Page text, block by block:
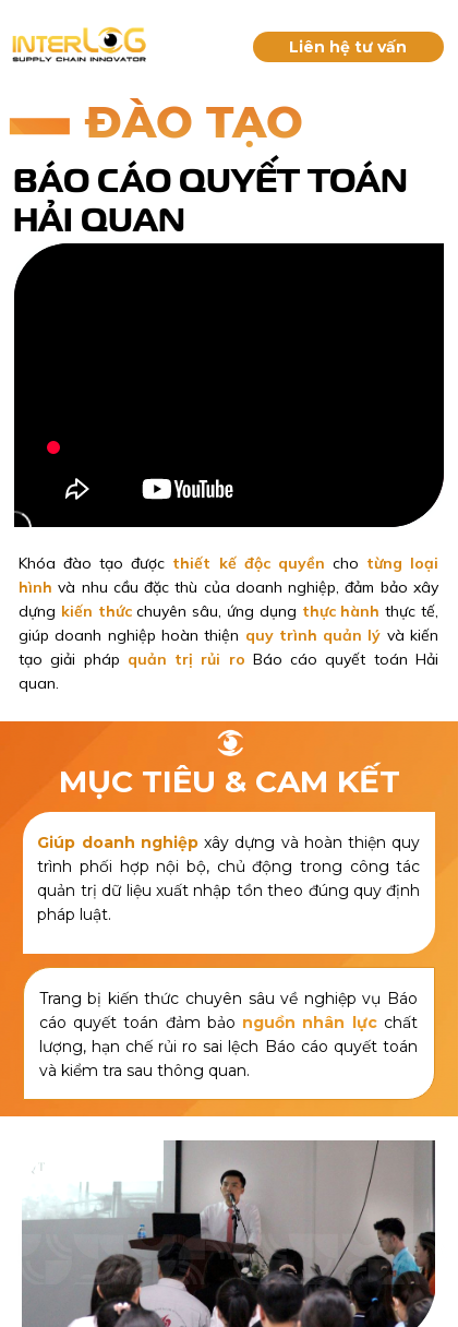
Liên hệ tư vấn
Khóa đào tạo được thiết kế độc quyền cho từng loại
hình và nhu cầu đặc thù của doanh nghiệp, đảm bảo xây
dựng kiến thứcchuyên sâu, ứng dụng thực hành thực tế,
giúp doanh nghiệp hoàn thiện quy trình quản lý và kiến
tạo giải pháp quản trị rủi ro Báo cáo quyết toán Hải
quan.
BÁO CÁO QUYẾT TOÁN
HẢI QUAN
ĐÀO TẠO
MỤC TIÊU & CAM KẾT
Giúp doanh nghiệpxây dựng và hoàn thiện quy
trình phối hợp nội bộ, chủ động trong công tác
quản trị dữ liệu xuất nhập tồn theo đúng quy định
pháp luật.
Trang bị kiến thức chuyên sâu về nghiệp vụ Báo
cáo quyết toán đảm bảo nguồn nhân lựcchất
lượng, hạn chế rủi ro sai lệch Báo cáo quyết toán
và kiểm tra sau thông quan.